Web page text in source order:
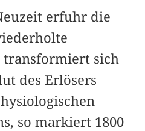
erfuhr die
transformiert sich
des Erlösers
so markiert 1800